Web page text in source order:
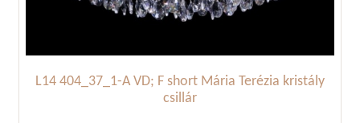
L14 404_37_1-A VD; F short Mária Terézia kristály
csillár